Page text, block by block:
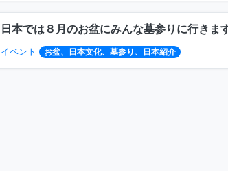
日本では８月のお盆にみんな墓参りに行きま
イベント お盆、日本文化、墓参り、日本紹介